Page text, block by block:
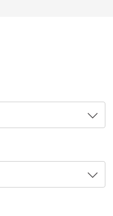
legislativas
na CLDF podem